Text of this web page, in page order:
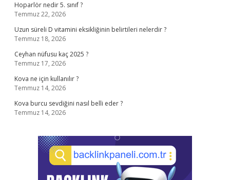
Hoparlör nedir 5. sınıf ?
Temmuz 22, 2026
Uzun süreli D vitamini eksikliğinin belirtileri nelerdir ?
Temmuz 18, 2026
Ceyhan nüfusu kaç 2025 ?
Temmuz 17, 2026
Kova ne için kullanılır ?
Temmuz 14, 2026
Kova burcu sevdiğini nasıl belli eder ?
Temmuz 14, 2026